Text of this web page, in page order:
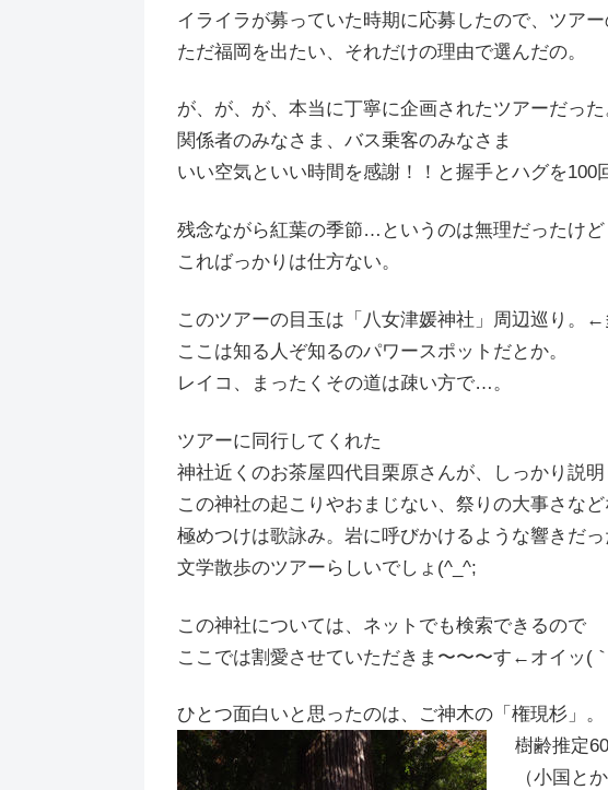
イライラが募っていた時期に応募したので、ツア
ただ福岡を出たい、それだけの理由で選んだの。
が、が、が、本当に丁寧に企画されたツアーだった
関係者のみなさま、バス乗客のみなさま
いい空気といい時間を感謝！！と握手とハグを100
残念ながら紅葉の季節…というのは無理だったけど
こればっかりは仕方ない。
このツアーの目玉は「八女津媛神社」周辺巡り。←
ここは知る人ぞ知るのパワースポットだとか。
レイコ、まったくその道は疎い方で…。
ツアーに同行してくれた
神社近くのお茶屋四代目栗原さんが、しっかり説明
この神社の起こりやおまじない、祭りの大事さなど
極めつけは歌詠み。岩に呼びかけるような響きだっ
文学散歩のツアーらしいでしょ(^_^;
この神社については、ネットでも検索できるので
ここでは割愛させていただきま〜〜〜す←オイッ(
ひとつ面白いと思ったのは、ご神木の「権現杉」。
樹齢推定
（小国と